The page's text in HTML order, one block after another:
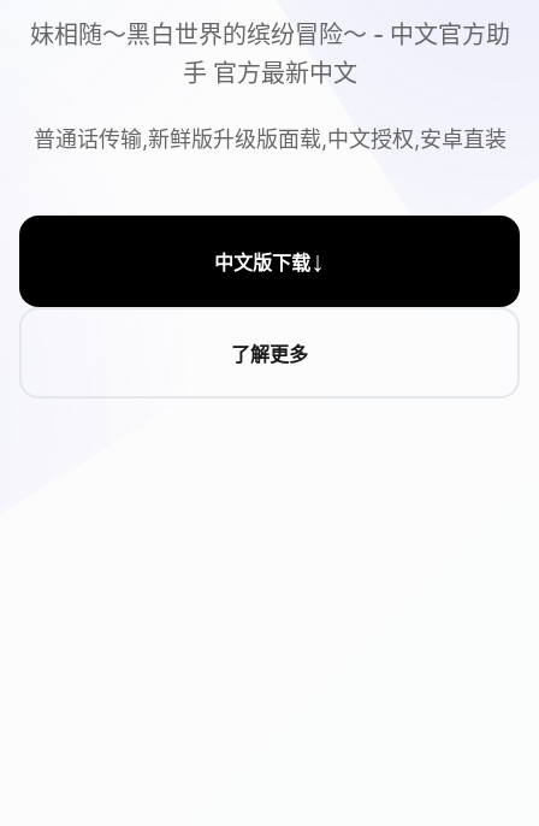
妹相随～黑白世界的缤纷冒险～ - 中文官方助
手 官方最新中文
普通话传输,新鲜版升级版面载,中文授权,安卓直装
中文版下载↓
了解更多